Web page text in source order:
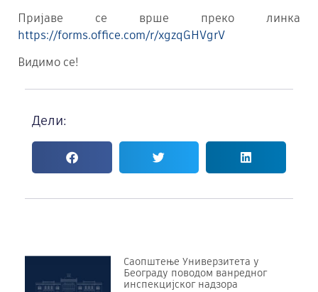
Пријаве се врше преко линка
https://forms.office.com/r/xgzqGHVgrV
Видимо се!
Дели:
Саопштење Универзитета у
Београду поводом ванредног
инспекцијског надзора